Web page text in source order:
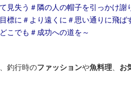
見失う＃隣の人の帽子を引っかけ
標に＃より遠くに＃思い通りに飛ば
こでも＃成功への道を～
釣行時のファッションや魚料理、 お